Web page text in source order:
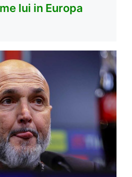
lui in Europa